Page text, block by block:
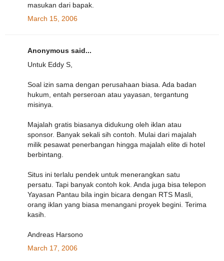
masukan dari bapak.
March 15, 2006
Anonymous said...
Untuk Eddy S,
Soal izin sama dengan perusahaan biasa. Ada badan
hukum, entah perseroan atau yayasan, tergantung
misinya.
Majalah gratis biasanya didukung oleh iklan atau
sponsor. Banyak sekali sih contoh. Mulai dari majalah
milik pesawat penerbangan hingga majalah elite di hotel
berbintang.
Situs ini terlalu pendek untuk menerangkan satu
persatu. Tapi banyak contoh kok. Anda juga bisa telepon
Yayasan Pantau bila ingin bicara dengan RTS Masli,
orang iklan yang biasa menangani proyek begini. Terima
kasih.
Andreas Harsono
March 17, 2006